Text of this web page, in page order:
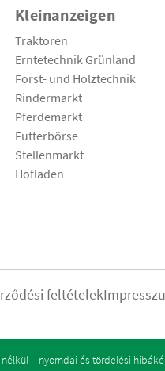
Kleinanzeigen
Traktoren
Erntetechnik Grünland
Forst- und Holztechnik
Rindermarkt
Pferdemarkt
Futterbörse
Stellenmarkt
Hofladen
feltételek
– nyomdai és tördelési